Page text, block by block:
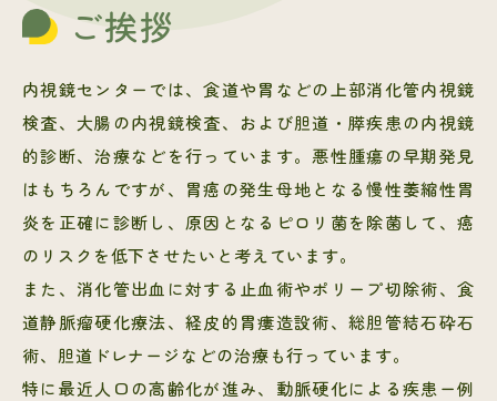
ご挨拶
内視鏡センターでは、食道や胃などの上部消化管内視鏡
検査、大腸の内視鏡検査、および胆道・膵疾患の内視鏡
的診断、治療などを行っています。悪性腫瘍の早期発見
はもちろんですが、胃癌の発生母地となる慢性萎縮性胃
炎を正確に診断し、原因となるピロリ菌を除菌して、癌
のリスクを低下させたいと考えています。
また、消化管出血に対する止血術やポリープ切除術、食
道静脈瘤硬化療法、経皮的胃瘻造設術、総胆管結石砕石
術、胆道ドレナージなどの治療も行っています。
特に最近人口の高齢化が進み、動脈硬化による疾患ー例